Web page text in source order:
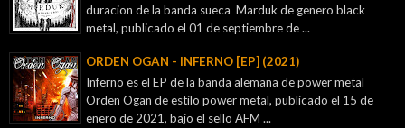
duracion de la banda sueca Marduk de genero black
metal, publicado el 01 de septiembre de ...
ORDEN OGAN - INFERNO [EP] (2021)
Inferno es el EP de la banda alemana de power metal
Orden Ogan de estilo power metal, publicado el 15 de
enero de 2021, bajo el sello AFM ...